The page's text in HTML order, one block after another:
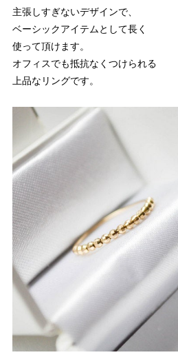
主張しすぎないデザインで、
ベーシックアイテムとして長く
使って頂けます。
オフィスでも抵抗なくつけられる
上品なリングです。